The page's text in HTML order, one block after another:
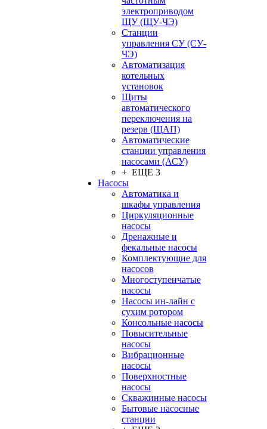
электроприводом
ЩУ (ЩУ-ЧЭ)
Станции
управления СУ (СУ-
ЧЭ)
Автоматизация
котельных
установок
Щиты
автоматического
переключения на
резерв (ЩАП)
Автоматические
станции управления
насосами (АСУ)
+ ЕЩЕ 3
Насосы
Автоматика и
шкафы управления
Циркуляционные
насосы
Дренажные и
фекальные насосы
Комплектующие для
насосов
Многоступенчатые
насосы
Насосы ин-лайн с
сухим ротором
Консольные насосы
Повысительные
насосы
Вибрационные
насосы
Поверхностные
насосы
Скважинные насосы
Бытовые насосные
станции